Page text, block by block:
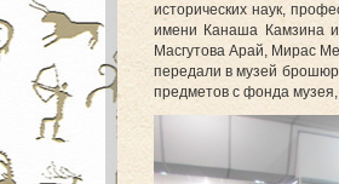
исторических наук,
имени Канаша Камзина и
Масгутова Арай, Мирас
передали в музей
предметов с фонда